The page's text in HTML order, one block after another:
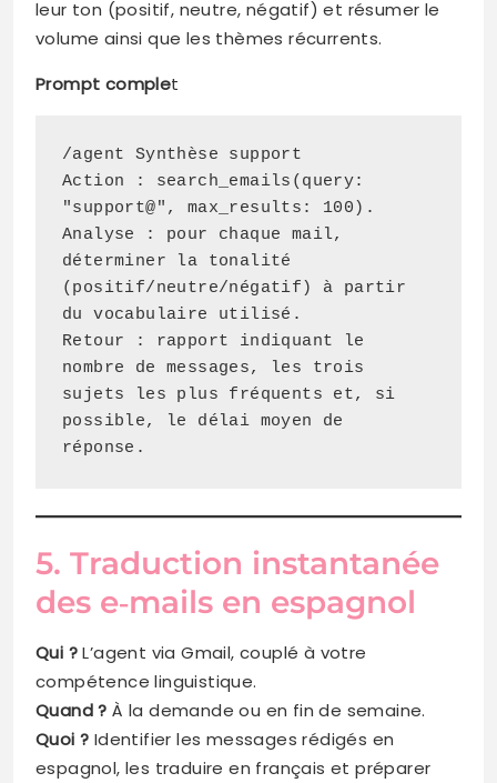
leur ton (positif, neutre, négatif) et résumer le
volume ainsi que les thèmes récurrents.
Prompt complet
/agent Synthèse support
Action : search_emails(query:
"support@", max_results: 100).
Analyse : pour chaque mail,
déterminer la tonalité
(positif/neutre/négatif) à partir
du vocabulaire utilisé.
Retour : rapport indiquant le
nombre de messages, les trois
sujets les plus fréquents et, si
possible, le délai moyen de
5. Traduction instantanée
des e‑mails en espagnol
Qui ?L’agent via Gmail, couplé à votre
compétence linguistique.
Quand ? À la demande ou en fin de semaine.
Quoi ? Identifier les messages rédigés en
espagnol, les traduire en français et préparer